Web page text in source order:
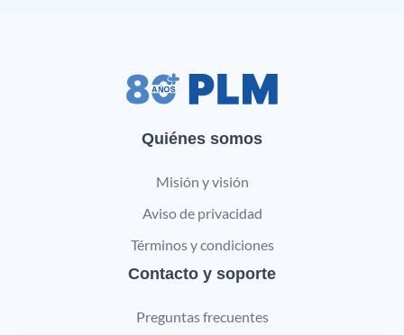
Quiénes somos
Misión y visión
Aviso de privacidad
Términos y condiciones
Contacto y soporte
Preguntas frecuentes